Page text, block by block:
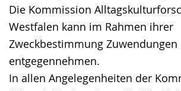
Die Kommission
Westfalen kann im Rahmen ihrer
Zweckbestimmung
entgegennehmen.
In allen Angelegenheiten der